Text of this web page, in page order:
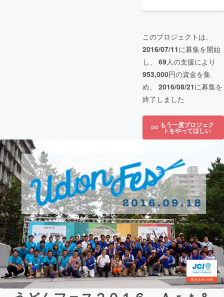
このプロジェクトは、
2016/07/11に募集を開始
し、 69人の支援により
953,000円の資金を集
め、 2016/08/21に募集を
終了しました
もう一度プロジェク
トをやってほしい